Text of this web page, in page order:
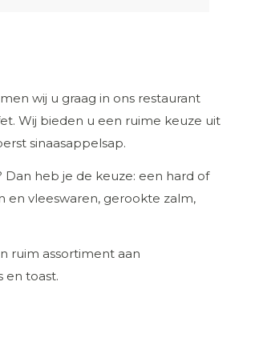
wij u graag in ons restaurant
Wij bieden u een ruime keuze uit
sinaasappelsap.
heb je de keuze: een hard of
en vleeswaren, gerookte zalm,
ruim assortiment aan
en toast.